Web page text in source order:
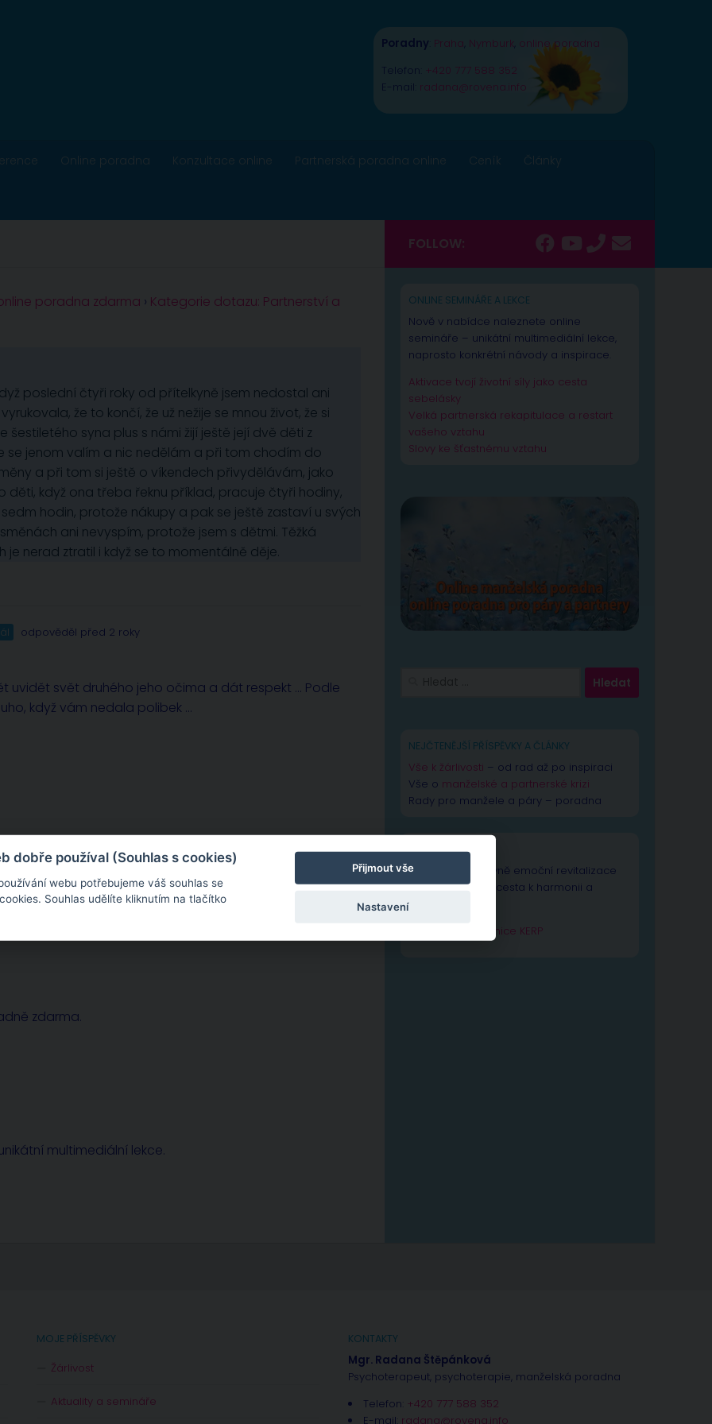
Poradny Praha Nymburk online poradna
Telefon: +420 777 588 352
E-mail: radana@rovena.info
Online poradna Konzultace online Partnerská poradna online Ceník Články
poradna zdarma › Kategorie dotazu: Partnerství a
poslední čtyři roky od přítelkyně jsem nedostal ani
že to končí, že už nežije se mnou život, že si
syna plus s námi žijí ještě její dvě děti z
se jenom valím a nic nedělám a při tom chodím do
a při tom si ještě o víkendech přivydělávám, jako
děti, když ona třeba řeknu příklad, pracuje čtyři hodiny,
hodin, protože nákupy a pak se ještě zastaví u svých
ani nevyspím, protože jsem s dětmi. Těžká
je nerad ztratil i když se to momentálně děje.
odpověděl před 2 roky
uvidět svět druhého jeho očima a dát respekt … Podle
když vám nedala polibek …
zcela konkrétní. Potřebujete-li dohovořit osobní
zdarma.
multimediální lekce.
FOLLOW:
ONLINE SEMINÁŘE A LEKCE
Nově v nabídce naleznete online
semináře – unikátní multimediální lekce,
naprosto konkrétní návody a inspirace.
Aktivace tvojí životní síly jako cesta
sebelásky
Velká partnerská rekapitulace a restart
vašeho vztahu
Slovy ke šťastnému vztahu
NEJČTENĚJŠÍ PŘÍSPĚVKY A ČLÁNKY
Vše k žárlivosti – od rad až po inspiraci
Vše o manželské a partnerské krizi
Rady pro manžele a páry – poradna
TECHNIKA KERP
Technika Kognitivně emoční revitalizace
psychiky – Vaše cesta k harmonii a
výkonnosti duše.
Zjistit více o technice KERP
MOJE PŘÍSPĚVKY
Žárlivost
Aktuality a semináře
KONTAKTY
Mgr. Radana Štěpánková
Psychoterapeut, psychoterapie, manželská poradna
Telefon: +420 777 588 352
E-mail: radana@rovena.info
dobře používal (Souhlas s cookies)
webu potřebujeme váš souhlas se
Souhlas udělíte kliknutím na tlačítko
Přijmout vše
Nastavení